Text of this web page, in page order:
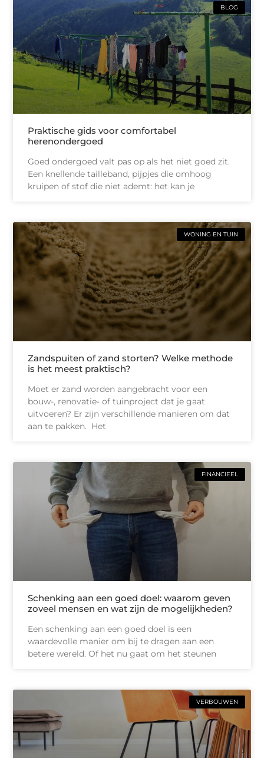
BLOG
Praktische gids voor comfortabel
herenondergoed
Goed ondergoed valt pas op als het niet goed zit.
Een knellende tailleband, pijpjes die omhoog
kruipen of stof die niet ademt: het kan je
WONING EN TUIN
Zandspuiten of zand storten? Welke methode
is het meest praktisch?
Moet er zand worden aangebracht voor een
bouw-, renovatie- of tuinproject dat je gaat
uitvoeren? Er zijn verschillende manieren om dat
aan te pakken. Het
FINANCIEEL
Schenking aan een goed doel: waarom geven
zoveel mensen en wat zijn de mogelijkheden?
Een schenking aan een goed doel is een
waardevolle manier om bij te dragen aan een
betere wereld. Of het nu gaat om het steunen
VERBOUWEN